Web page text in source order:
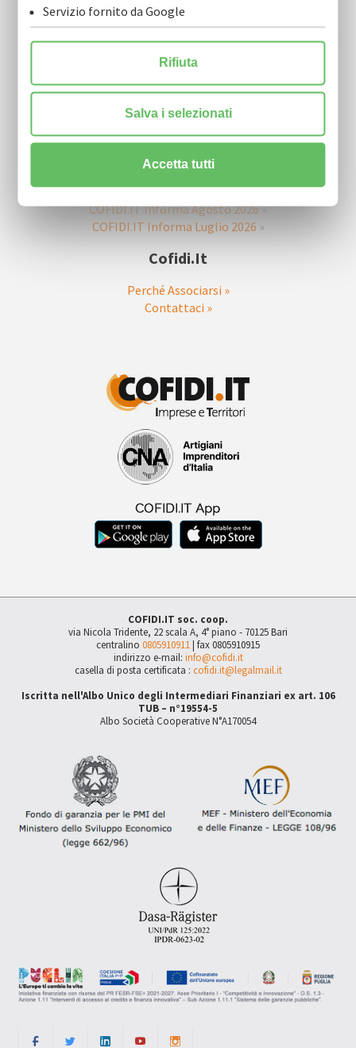
COFIDI.IT Informa Agosto 2026»
COFIDI.IT Informa Luglio 2026 »
Cofidi.it
Perché Associarsi »
Contattaci »
COFIDI.IT soc. coop.
via Nicola Tridente, 22 scala A, 4° piano - 70125 Bari
centralino 0805910911| fax 0805910915
indirizzo e-mail: info@cofidi.it
casella di posta certificata : cofidi.it@legalmail.it
Iscritta nell'Albo Unico degli Intermediari Finanziari ex art. 106
TUB – n°19554-5
Albo Società Cooperative N°A170054
Servizio fornito da Google
Rifiuta
Salva i selezionati
Accetta tutti